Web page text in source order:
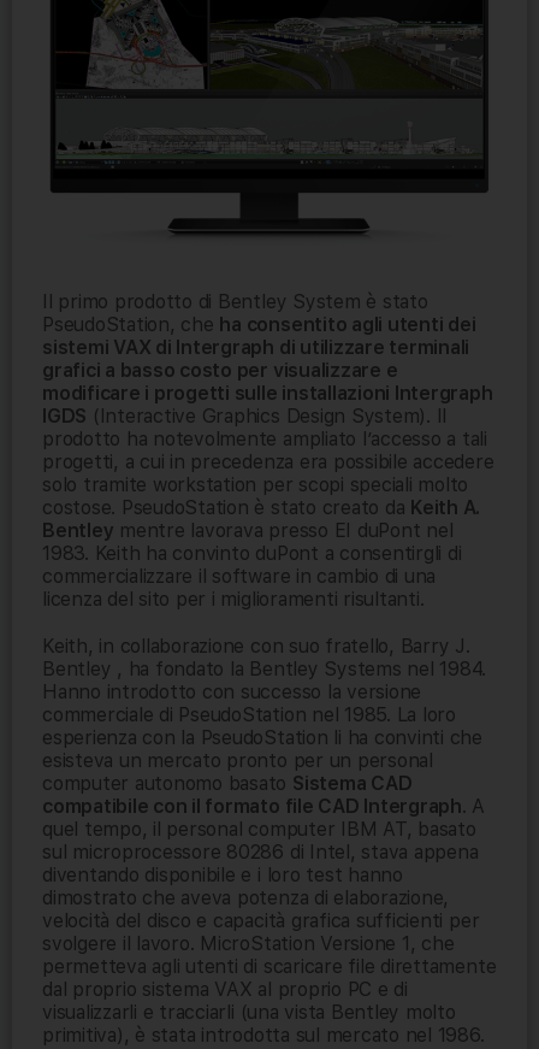
Il primo prodotto di Bentley System è stato
PseudoStation, che ha consentito agli utenti dei
sistemi VAX di Intergraph di utilizzare terminali
grafici a basso costo per visualizzare e
modificare i progetti sulle installazioni Intergraph
IGDS (Interactive Graphics Design System). Il
prodotto ha notevolmente ampliato l’accesso a tali
progetti, a cui in precedenza era possibile accedere
solo tramite workstation per scopi speciali molto
costose. PseudoStation è stato creato da Keith A.
Bentley mentre lavorava presso EI duPont nel
1983. Keith ha convinto duPont a consentirgli di
commercializzare il software in cambio di una
licenza del sito per i miglioramenti risultanti.
Keith, in collaborazione con suo fratello, Barry J.
Bentley , ha fondato la Bentley Systems nel 1984.
Hanno introdotto con successo la versione
commerciale di PseudoStation nel 1985. La loro
esperienza con la PseudoStation li ha convinti che
esisteva un mercato pronto per un personal
computer autonomo basato Sistema CAD
compatibile con il formato file CAD Intergraph. A
quel tempo, il personal computer IBM AT, basato
sul microprocessore 80286 di Intel, stava appena
diventando disponibile e i loro test hanno
dimostrato che aveva potenza di elaborazione,
velocità del disco e capacità grafica sufficienti per
svolgere il lavoro. MicroStation Versione 1, che
permetteva agli utenti di scaricare file direttamente
dal proprio sistema VAX al proprio PC e di
visualizzarli e tracciarli (una vista Bentley molto
primitiva), è stata introdotta sul mercato nel 1986.